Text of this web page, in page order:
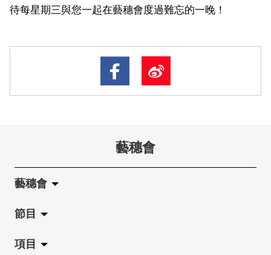
待每星期三與您一起在藝穗會度過難忘的一晚！
藝穗會
藝穗會
關於藝穗會
藝穗會的演化
節目
拉闊
項目